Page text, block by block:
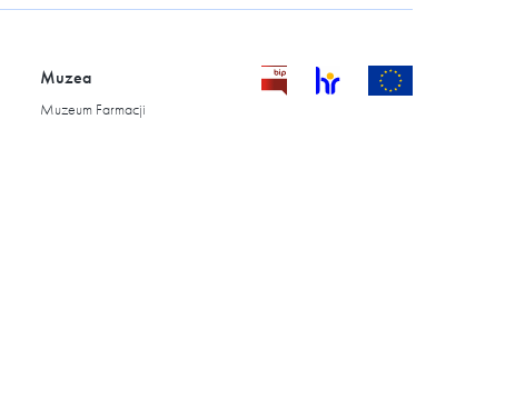
Muzea
Muzeum Farmacji